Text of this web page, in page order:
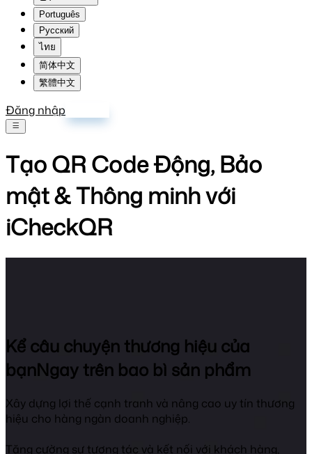
Português
Русский
ไทย
简体中文
繁體中文
Đăng nhập
Tạo QR Code Động, Bảo
mật & Thông minh với
iCheckQR
Kể câu chuyện thương hiệu của
bạnNgay trên bao bì sản phẩm
Xây dựng lợi thế cạnh tranh và nâng cao uy tín thương
hiệu cho hàng ngàn doanh nghiệp.
Tăng cường sự tương tác và kết nối với khách hàng,